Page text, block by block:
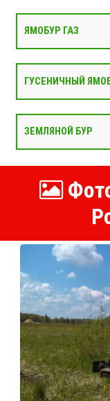
ЯМОБУР ГАЗ
ГУСЕНИЧНЫЙ
ЗЕМЛЯНОЙ БУР